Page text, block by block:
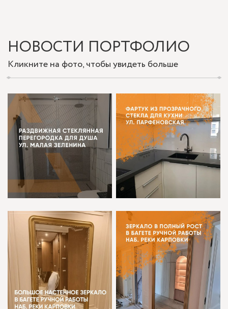
НОВОСТИ ПОРТФОЛИО
Кликните на фото, чтобы увидеть больше